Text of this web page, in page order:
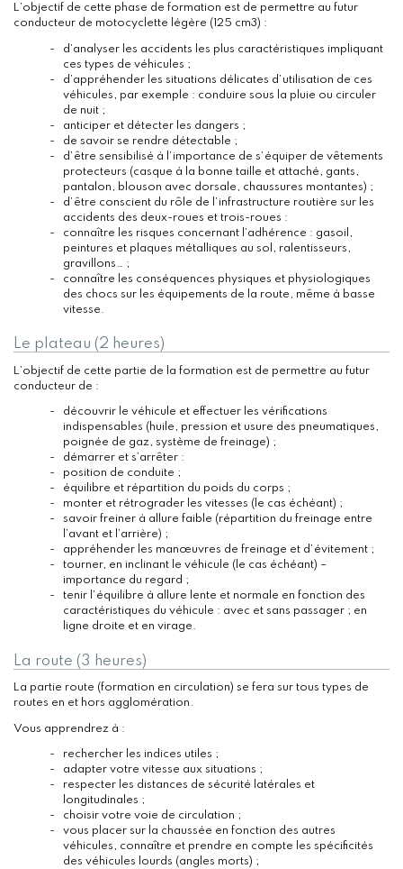
L’objectif de cette phase de formation est de permettre au futur
conducteur de motocyclette légère (125 cm3) :
d’analyser les accidents les plus caractéristiques impliquant
ces types de véhicules ;
d’appréhender les situations délicates d’utilisation de ces
véhicules, par exemple : conduire sous la pluie ou circuler
de nuit ;
anticiper et détecter les dangers ;
de savoir se rendre détectable ;
d’être sensibilisé à l’importance de s’équiper de vêtements
protecteurs (casque à la bonne taille et attaché, gants,
pantalon, blouson avec dorsale, chaussures montantes) ;
d’être conscient du rôle de l’infrastructure routière sur les
accidents des deux-roues et trois-roues :
connaître les risques concernant l’adhérence : gasoil,
peintures et plaques métalliques au sol, ralentisseurs,
gravillons… ;
connaître les conséquences physiques et physiologiques
des chocs sur les équipements de la route, même à basse
vitesse.
Le plateau (2 heures)
L’objectif de cette partie de la formation est de permettre au futur
conducteur de :
découvrir le véhicule et effectuer les vérifications
indispensables (huile, pression et usure des pneumatiques,
poignée de gaz, système de freinage) ;
démarrer et s’arrêter :
position de conduite ;
équilibre et répartition du poids du corps ;
monter et rétrograder les vitesses (le cas échéant) ;
savoir freiner à allure faible (répartition du freinage entre
l’avant et l’arrière) ;
appréhender les manœuvres de freinage et d’évitement ;
tourner, en inclinant le véhicule (le cas échéant) –
importance du regard ;
tenir l’équilibre à allure lente et normale en fonction des
caractéristiques du véhicule : avec et sans passager ; en
ligne droite et en virage.
La route (3 heures)
La partie route (formation en circulation) se fera sur tous types de
routes en et hors agglomération.
Vous apprendrez à :
rechercher les indices utiles ;
adapter votre vitesse aux situations ;
respecter les distances de sécurité latérales et
longitudinales ;
choisir votre voie de circulation ;
vous placer sur la chaussée en fonction des autres
véhicules, connaître et prendre en compte les spécificités
des véhicules lourds (angles morts) ;